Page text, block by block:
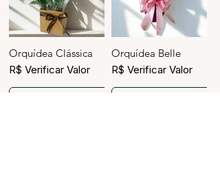
Orquídea Clássica
R$ Verificar Valor
Orquídea Belle
R$ Verificar Valor